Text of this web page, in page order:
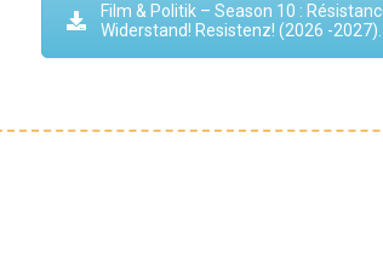
Film & Politik – Season 10 :
Widerstand! Resistenz! (2026 -2027).